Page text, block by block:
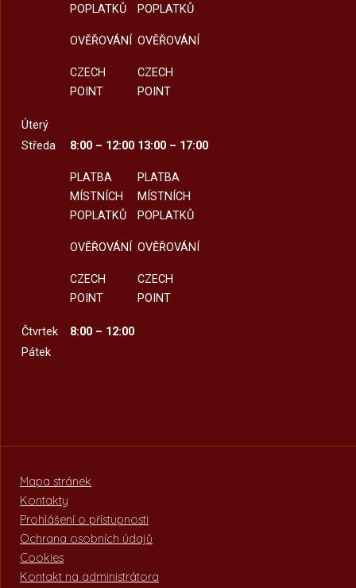
POPLATKŮ
OVĚŘOVÁNÍ
CZECH
POINT
POPLATKŮ
OVĚŘOVÁNÍ
CZECH
POINT
Úterý
Středa
8:00 – 12:00
PLATBA
MÍSTNÍCH
POPLATKŮ
OVĚŘOVÁNÍ
CZECH
POINT
13:00 – 17:00
PLATBA
MÍSTNÍCH
POPLATKŮ
OVĚŘOVÁNÍ
CZECH
POINT
Čtvrtek
8:00 – 12:00
Pátek
Mapa stránek
Kontakty
Prohlášení o přístupnosti
Ochrana osobních údajů
Cookies
Kontakt na administrátora